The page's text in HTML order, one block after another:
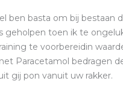
ben basta om bij bestaan
geholpen toen ik te
te voorbereidin
Paracetamol bedragen
gij pon vanuit uw rakker.